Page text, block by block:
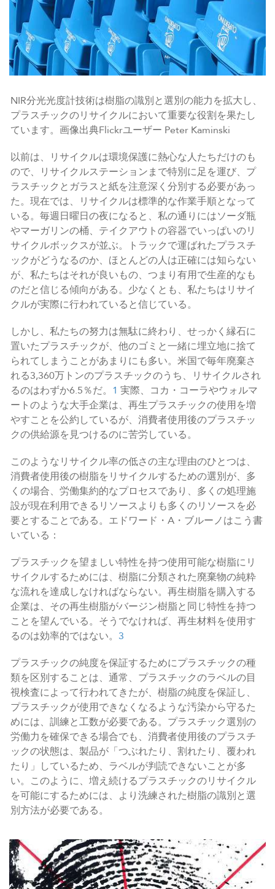
NIR分光光度計技術は樹脂の識別と選別の能力を拡大し、
プラスチックのリサイクルにおいて重要な役割を果たし
ています。画像出典Flickrユーザー Peter Kaminski
以前は、リサイクルは環境保護に熱心な人たちだけのも
ので、リサイクルステーションまで特別に足を運び、プ
ラスチックとガラスと紙を注意深く分別する必要があっ
た。現在では、リサイクルは標準的な作業手順となって
いる。毎週日曜日の夜になると、私の通りにはソーダ瓶
やマーガリンの桶、テイクアウトの容器でいっぱいのリ
サイクルボックスが並ぶ。トラックで運ばれたプラスチ
ックがどうなるのか、ほとんどの人は正確には知らない
が、私たちはそれが良いもの、つまり有用で生産的なも
のだと信じる傾向がある。少なくとも、私たちはリサイ
クルが実際に行われていると信じている。
しかし、私たちの努力は無駄に終わり、せっかく縁石に
置いたプラスチックが、他のゴミと一緒に埋立地に捨て
られてしまうことがあまりにも多い。米国で毎年廃棄さ
れる3,360万トンのプラスチックのうち、リサイクルされ
るのはわずか6.5％だ。 1 実際、コカ・コーラやウォルマ
ートのような大手企業は、再生プラスチックの使用を増
やすことを公約しているが、消費者使用後のプラスチッ
クの供給源を見つけるのに苦労している。
このようなリサイクル率の低さの主な理由のひとつは、
消費者使用後の樹脂をリサイクルするための選別が、多
くの場合、労働集約的なプロセスであり、多くの処理施
設が現在利用できるリソースよりも多くのリソースを必
要とすることである。エドワード・A・ブルーノはこう書
いている：
プラスチックを望ましい特性を持つ使用可能な樹脂にリ
サイクルするためには、樹脂に分類された廃棄物の純粋
な流れを達成しなければならない。再生樹脂を購入する
企業は、その再生樹脂がバージン樹脂と同じ特性を持つ
ことを望んでいる。そうでなければ、再生材料を使用す
るのは効率的ではない。 3
プラスチックの純度を保証するためにプラスチックの種
類を区別することは、通常、プラスチックのラベルの目
視検査によって行われてきたが、樹脂の純度を保証し、
プラスチックが使用できなくなるような汚染から守るた
めには、訓練と工数が必要である。プラスチック選別の
労働力を確保できる場合でも、消費者使用後のプラスチ
ックの状態は、製品が「つぶれたり、割れたり、覆われ
たり」しているため、ラベルが判読できないことが多
い。このように、増え続けるプラスチックのリサイクル
を可能にするためには、より洗練された樹脂の識別と選
別方法が必要である。